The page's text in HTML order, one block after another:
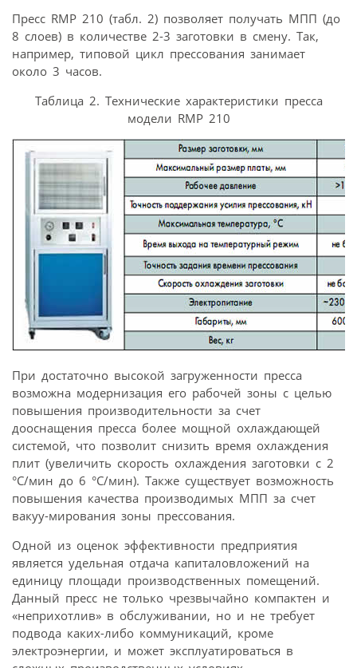
Пресс RMP 210 (табл. 2) позволяет получать МПП (до
8 слоев) в количестве 2-3 заготовки в смену. Так,
например, типовой цикл прессования занимает
около 3 часов.
Таблица 2. Технические характеристики пресса
модели RMP 210
При достаточно высокой загруженности пресса
возможна модернизация его рабочей зоны с целью
повышения производительности за счет
дооснащения пресса более мощной охлаждающей
системой, что позволит снизить время охлаждения
плит (увеличить скорость охлаждения заготовки с 2
°С/мин до 6 °С/мин). Также существует возможность
повышения качества производимых МПП за счет
вакуу-мирования зоны прессования.
Одной из оценок эффективности предприятия
является удельная отдача капиталовложений на
единицу площади производственных помещений.
Данный пресс не только чрезвычайно компактен и
«неприхотлив» в обслуживании, но и не требует
подвода каких-либо коммуникаций, кроме
электроэнергии, и может эксплуатироваться в